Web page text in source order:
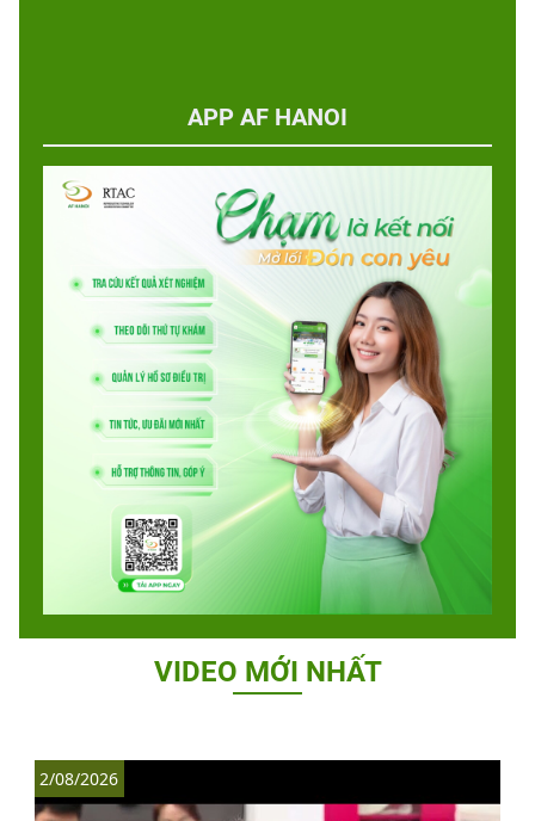
APP AF HANOI
VIDEO MỚI NHẤT
2/08/2026